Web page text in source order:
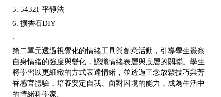
5. 54321 平靜法
6. 擴香石DIY
.
第二單元透過視覺化的情緒工具與創意活動，引導學生覺察
自身情緒的強度與變化，認識情緒表層與底層的關聯。學生
將學習以更細緻的方式表達情緒，並透過正念放鬆技巧與芳
香感官體驗，培養安定自我、面對困境的能力，成為生活中
的情緒科學家。